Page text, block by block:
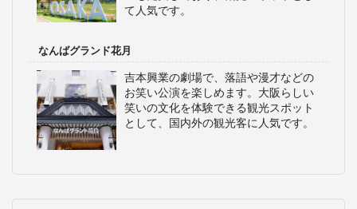
て人気です。
なんばグランド花月
吉本興業の劇場で、落語や漫才などの
お笑い公演を楽しめます。大阪らしい
笑いの文化を体験できる観光スポット
として、国内外の観光客に人気です。